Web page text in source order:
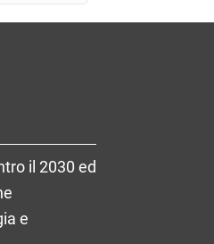
il 2030 ed
e